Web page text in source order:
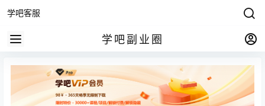
学吧客服
学吧副业圈